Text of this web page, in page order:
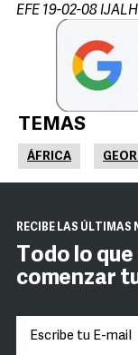
EFE 19-02-08 IJALH
TEMAS
ÁFRICA
RECIBE LAS
Todo lo
comenzar